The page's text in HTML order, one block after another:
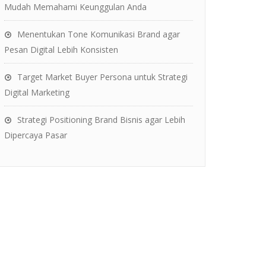
Mudah Memahami Keunggulan Anda
Menentukan Tone Komunikasi Brand agar
Pesan Digital Lebih Konsisten
Target Market Buyer Persona untuk Strategi
Digital Marketing
Strategi Positioning Brand Bisnis agar Lebih
Dipercaya Pasar